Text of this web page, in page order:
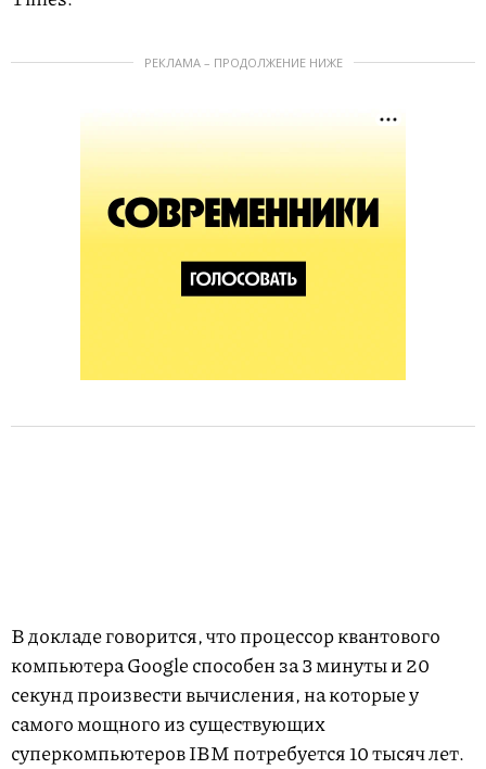
РЕКЛАМА – ПРОДОЛЖЕНИЕ НИЖЕ
В докладе говорится, что процессор квантового
компьютера Google способен за 3 минуты и 20
секунд произвести вычисления, на которые у
самого мощного из существующих
суперкомпьютеров IBM потребуется 10 тысяч лет.